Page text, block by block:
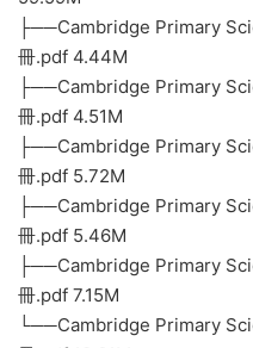
├──Cambridge Primary
冊.pdf 4.44M
├──Cambridge Primary
冊.pdf 4.51M
├──Cambridge Primary
冊.pdf 5.72M
├──Cambridge Primary
冊.pdf 5.46M
├──Cambridge Primary
冊.pdf 7.15M
└──Cambridge Primary